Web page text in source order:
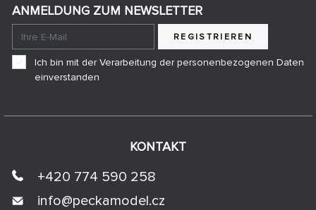
KONTAKT
+420 774 590 258
info@peckamodel.cz
ANMELDUNG ZUM NEWSLETTER
REGISTRIEREN
Ich bin mit der Verarbeitung der personenbezogenen Daten
einverstanden